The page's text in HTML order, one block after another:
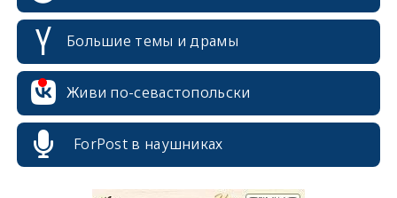
Большие темы и драмы
Живи по-севастопольски
ForPost в наушниках